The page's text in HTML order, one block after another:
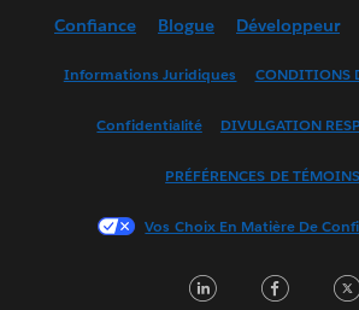
English (UK)
Français (France)
한국어
Português
Confiance Blogue Développeur
Informations Juridiques CONDITIONS
Confidentialité DIVULGATION
PRÉFÉRENCES DE TÉMOINS
Vos Choix En Matière De